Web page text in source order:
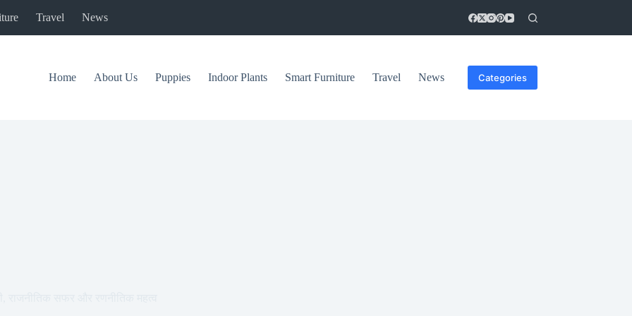
Travel News
Home About Us Puppies Indoor Plants Smart Furniture Travel News Categories